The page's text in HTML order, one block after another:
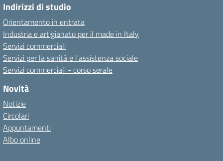
Indirizzi di studio
Orientamento in entrata
Industria e artigianato per il made in Italy
Servizi commerciali
Servizi per la sanità e l'assistenza sociale
Servizi commerciali - corso serale
Novità
Notizie
Circolari
Appuntamenti
Albo online